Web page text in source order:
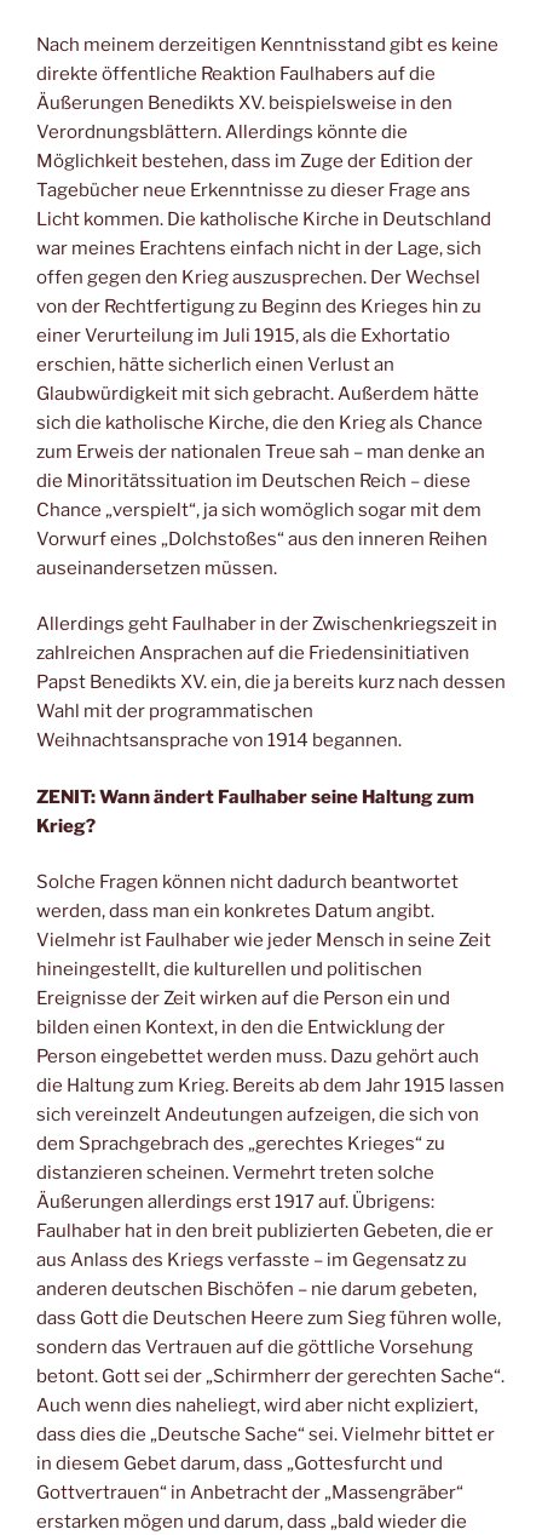
Nach meinem derzeitigen Kenntnisstand gibt es keine
direkte öffentliche Reaktion Faulhabers auf die
Äußerungen Benedikts XV. beispielsweise in den
Verordnungsblättern. Allerdings könnte die
Möglichkeit bestehen, dass im Zuge der Edition der
Tagebücher neue Erkenntnisse zu dieser Frage ans
Licht kommen. Die katholische Kirche in Deutschland
war meines Erachtens einfach nicht in der Lage, sich
offen gegen den Krieg auszusprechen. Der Wechsel
von der Rechtfertigung zu Beginn des Krieges hin zu
einer Verurteilung im Juli 1915, als die Exhortatio
erschien, hätte sicherlich einen Verlust an
Glaubwürdigkeit mit sich gebracht. Außerdem hätte
sich die katholische Kirche, die den Krieg als Chance
zum Erweis der nationalen Treue sah – man denke an
die Minoritätssituation im Deutschen Reich – diese
Chance „verspielt“, ja sich womöglich sogar mit dem
Vorwurf eines „Dolchstoßes“ aus den inneren Reihen
auseinandersetzen müssen.
Allerdings geht Faulhaber in der Zwischenkriegszeit in
zahlreichen Ansprachen auf die Friedensinitiativen
Papst Benedikts XV. ein, die ja bereits kurz nach dessen
Wahl mit der programmatischen
Weihnachtsansprache von 1914 begannen.
ZENIT: Wann ändert Faulhaber seine Haltung zum
Krieg?
Solche Fragen können nicht dadurch beantwortet
werden, dass man ein konkretes Datum angibt.
Vielmehr ist Faulhaber wie jeder Mensch in seine Zeit
hineingestellt, die kulturellen und politischen
Ereignisse der Zeit wirken auf die Person ein und
bilden einen Kontext, in den die Entwicklung der
Person eingebettet werden muss. Dazu gehört auch
die Haltung zum Krieg. Bereits ab dem Jahr 1915 lassen
sich vereinzelt Andeutungen aufzeigen, die sich von
dem Sprachgebrach des „gerechtes Krieges“ zu
distanzieren scheinen. Vermehrt treten solche
Äußerungen allerdings erst 1917 auf. Übrigens:
Faulhaber hat in den breit publizierten Gebeten, die er
aus Anlass des Kriegs verfasste – im Gegensatz zu
anderen deutschen Bischöfen – nie darum gebeten,
dass Gott die Deutschen Heere zum Sieg führen wolle,
sondern das Vertrauen auf die göttliche Vorsehung
betont. Gott sei der „Schirmherr der gerechten Sache“.
Auch wenn dies naheliegt, wird aber nicht expliziert,
dass dies die „Deutsche Sache“ sei. Vielmehr bittet er
in diesem Gebet darum, dass „Gottesfurcht und
Gottvertrauen“ in Anbetracht der „Massengräber“
erstarken mögen und darum, dass „bald wieder die